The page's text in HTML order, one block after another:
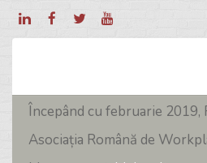
Începând cu februarie 2019,
Asociația Română de